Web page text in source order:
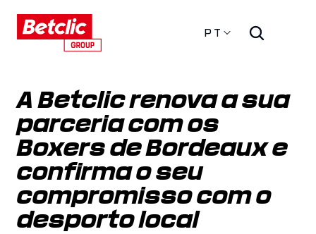
PT
A Betclic renova a sua
parceria com os
Boxers de Bordeaux e
confirma o seu
compromisso com o
desporto local